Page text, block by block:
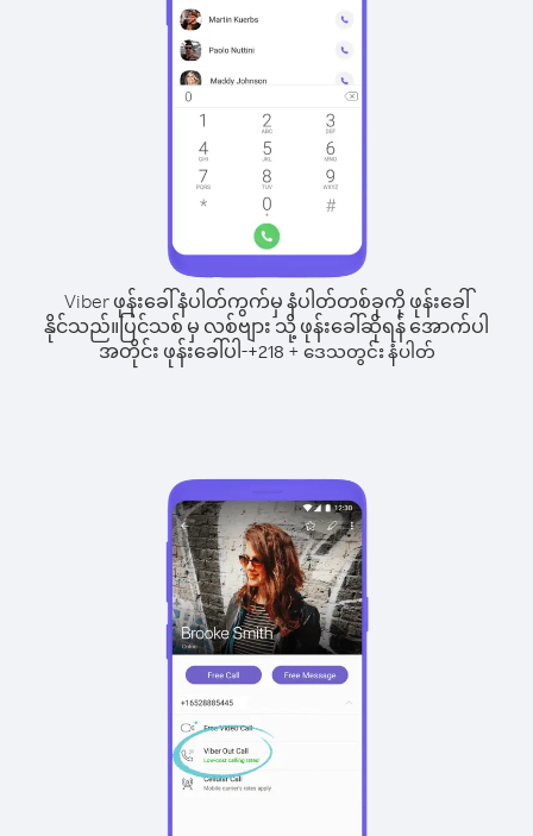
Viber ဖုန်းခေါ်နံပါတ်ကွက်မှ နံပါတ်တစ်ခုကို ဖုန်းခေါ်
နိုင်သည်။ပြင်သစ် မှ လစ်ဗျား သို့ ဖုန်းခေါ်ဆိုရန် အောက်ပါ
အတိုင်း ဖုန်းခေါ်ပါ-+218 + ဒေသတွင်း နံပါတ်